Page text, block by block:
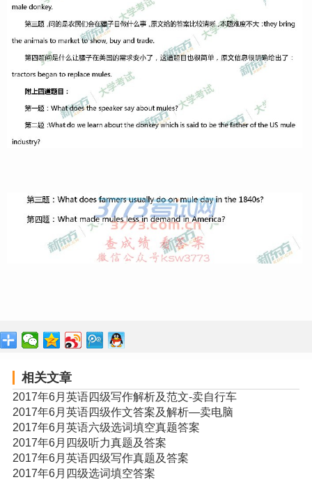
相关文章
2017年6月英语四级写作解析及范文-卖自行车
2017年6月英语四级作文答案及解析—卖电脑
2017年6月英语六级选词填空真题答案
2017年6月四级听力真题及答案
2017年6月英语四级写作真题及答案
2017年6月四级选词填空答案